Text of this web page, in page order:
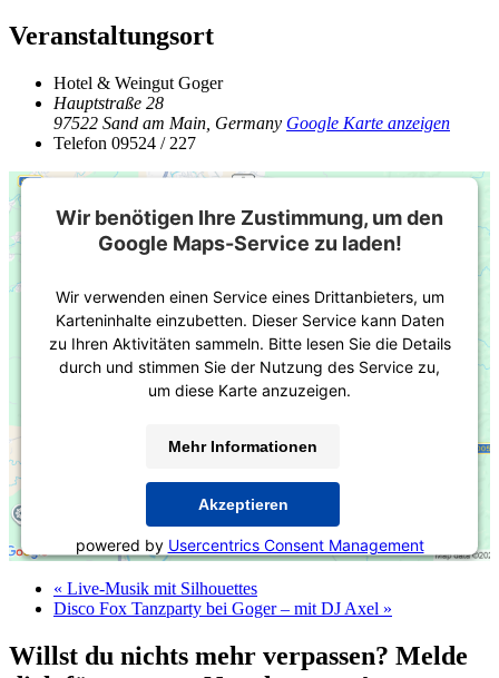
Veranstaltungsort
Hotel & Weingut Goger
Hauptstraße 28
97522 Sand am Main Germany Google Karte anzeigen
Telefon 09524 / 227
Wir benötigen Ihre Zustimmung, um den
Google Maps-Service zu laden!
Wir verwenden einen Service eines Drittanbieters, um
Karteninhalte einzubetten. Dieser Service kann Daten
zu Ihren Aktivitäten sammeln. Bitte lesen Sie die Details
durch und stimmen Sie der Nutzung des Service zu,
um diese Karte anzuzeigen.
Mehr Informationen
Akzeptieren
powered by Usercentrics Consent Management
« Live-Musik mit Silhouettes
Disco Fox Tanzparty bei Goger – mit DJ Axel »
Willst du nichts mehr verpassen? Melde